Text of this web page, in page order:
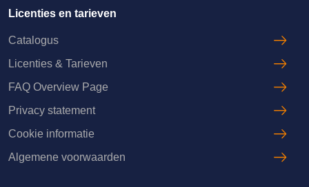
Licenties en tarieven
Catalogus
Licenties & Tarieven
FAQ Overview Page
Privacy statement
Cookie informatie
Algemene voorwaarden